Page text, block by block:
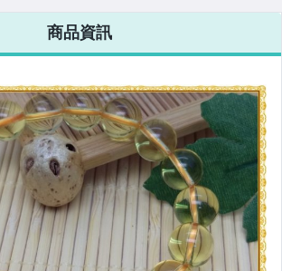
化 (實物拍)
16mm圓珠(G6-
5)
商品資訊